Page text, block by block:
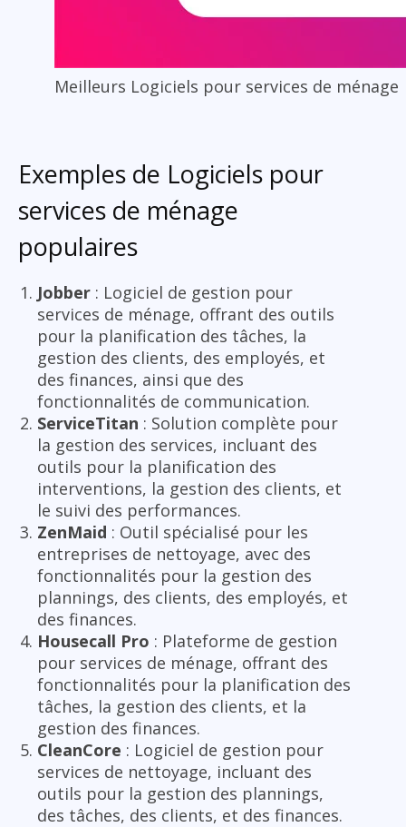
Meilleurs Logiciels pour services de ménage
Exemples de Logiciels pour
services de ménage
populaires
Jobber : Logiciel de gestion pour
services de ménage, offrant des outils
pour la planification des tâches, la
gestion des clients, des employés, et
des finances, ainsi que des
fonctionnalités de communication.
ServiceTitan : Solution complète pour
la gestion des services, incluant des
outils pour la planification des
interventions, la gestion des clients, et
le suivi des performances.
ZenMaid : Outil spécialisé pour les
entreprises de nettoyage, avec des
fonctionnalités pour la gestion des
plannings, des clients, des employés, et
des finances.
Housecall Pro : Plateforme de gestion
pour services de ménage, offrant des
fonctionnalités pour la planification des
tâches, la gestion des clients, et la
gestion des finances.
CleanCore : Logiciel de gestion pour
services de nettoyage, incluant des
outils pour la gestion des plannings,
des tâches, des clients, et des finances.